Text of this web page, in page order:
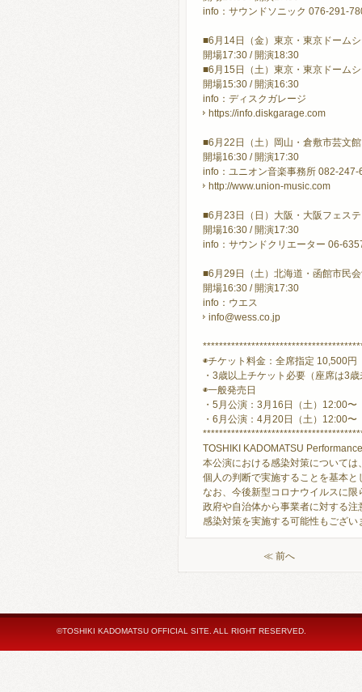
info：サウンドソニック 076-291-
■6月14日（金）東京・東京ドーム
開場17:30 / 開演18:30
■6月15日（土）東京・東京ドーム
開場15:30 / 開演16:30
info：ディスクガレージ
https://info.diskgarage.com
■6月22日（土）岡山・倉敷市芸文館
開場16:30 / 開演17:30
info：ユニオン音楽事務所 082-247-
http://www.union-music.com
■6月23日（日）大阪・大阪フェス
開場16:30 / 開演17:30
info：サウンドクリエーター 06-
■6月29日（土）北海道・函館市民
開場16:30 / 開演17:30
info：ウエス
info@wess.co.jp
◉チケット料金：全席指定 10,500円
・3歳以上チケット必要（座席は3
◉一般発売日
・5月公演：3月16日（土）12:00〜
・6月公演：4月20日（土）12:00〜
TOSHIKI KADOMATSU
本公演における感染対策について
個人の判断で実施することを基本と
なお、今後新型コロナウイルスに
政府や自治体から事業者に対する
感染対策を実施する可能性もござ
≪ 前へ
©TOSHIKI KADOMATSU OFFICIAL SITE. ALL RIGHT RESERVED.